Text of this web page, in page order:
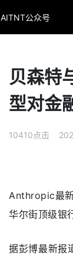
AITNT公众号
贝森特
型对金
10410点击
Anthropic最
华尔街顶级银
据彭博最新报